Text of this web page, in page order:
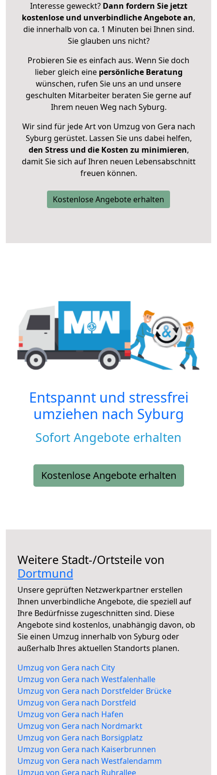
Interesse geweckt? Dann fordern Sie jetzt
kostenlose und unverbindliche Angebote an,
die innerhalb von ca. 1 Minuten bei Ihnen sind.
Sie glauben uns nicht?
Probieren Sie es einfach aus. Wenn Sie doch
lieber gleich eine persönliche Beratung
wünschen, rufen Sie uns an und unsere
geschulten Mitarbeiter beraten Sie gerne auf
Ihrem neuen Weg nach Syburg.
Wir sind für jede Art von Umzug von Gera nach
Syburg gerüstet. Lassen Sie uns dabei helfen,
den Stress und die Kosten zu minimieren,
damit Sie sich auf Ihren neuen Lebensabschnitt
freuen können.
Kostenlose Angebote erhalten
Entspannt und stressfrei
umziehen nach Syburg
Sofort Angebote erhalten
Kostenlose Angebote erhalten
Weitere Stadt-/Ortsteile von
Dortmund
Unsere geprüften Netzwerkpartner erstellen
Ihnen unverbindliche Angebote, die speziell auf
Ihre Bedürfnisse zugeschnitten sind. Diese
Angebote sind kostenlos, unabhängig davon, ob
Sie einen Umzug innerhalb von Syburg oder
außerhalb Ihres aktuellen Standorts planen.
Umzug von Gera nach City
Umzug von Gera nach Westfalenhalle
Umzug von Gera nach Dorstfelder Brücke
Umzug von Gera nach Dorstfeld
Umzug von Gera nach Hafen
Umzug von Gera nach Nordmarkt
Umzug von Gera nach Borsigplatz
Umzug von Gera nach Kaiserbrunnen
Umzug von Gera nach Westfalendamm
Umzug von Gera nach Ruhrallee